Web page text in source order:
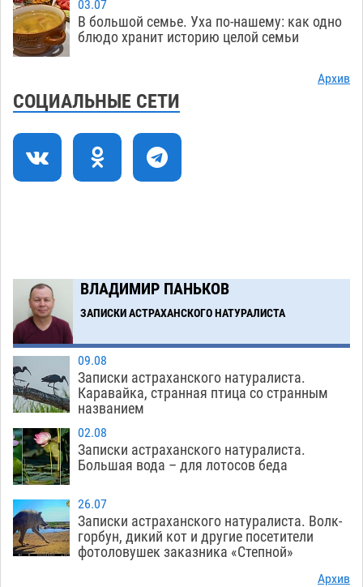
20:21
Завтра экстремальное пекло продолжит
давить на Астрахань
08.08 786
608
крупной партии прегабалина
03.07
В большой семье. Уха по-нашему: как одно
блюдо хранит историю целой семьи
Архив
СОЦИАЛЬНЫЕ СЕТИ
ВЛАДИМИР ПАНЬКОВ
ЗАПИСКИ АСТРАХАНСКОГО НАТУРАЛИСТА
09.08
Записки астраханского натуралиста.
Каравайка, странная птица со странным
названием
02.08
Записки астраханского натуралиста.
Большая вода – для лотосов беда
26.07
Записки астраханского натуралиста. Волк-
горбун, дикий кот и другие посетители
фотоловушек заказника «Степной»
Архив